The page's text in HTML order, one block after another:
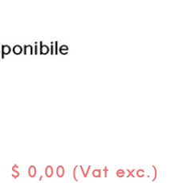
$ 0,00 (Vat exc.)